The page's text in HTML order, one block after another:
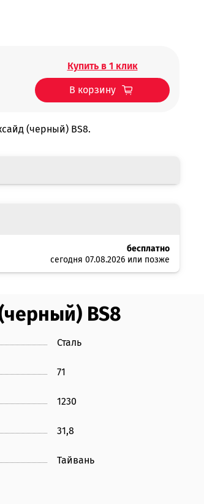
Купить в 1 клик
В корзину
(черный) BS8.
бесплатно
сегодня 07.08.2026 или позже
BS8
Сталь
71
1230
31,8
Тайвань